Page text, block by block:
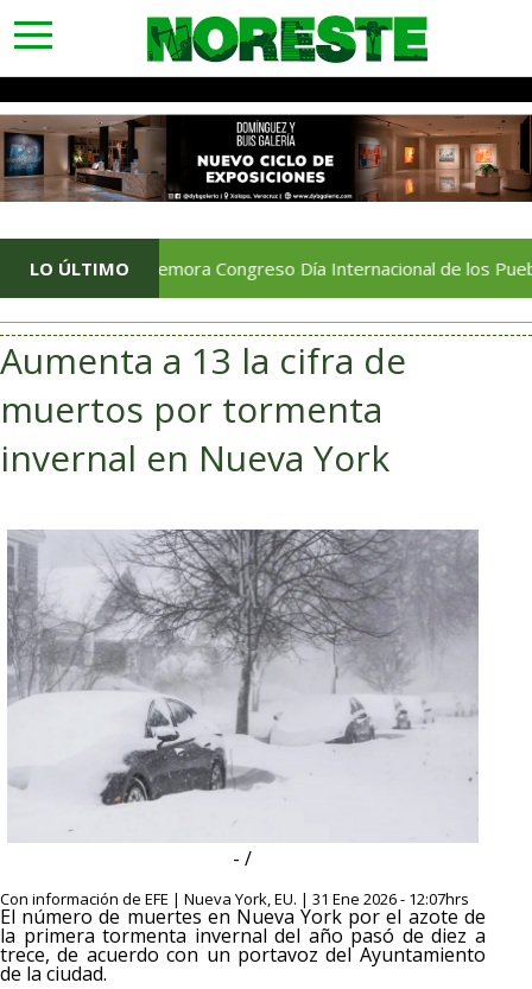
toggle
navigation
LO ÚLTIMO
Conmemora Congreso Día Internacional de los Pueblos
Aumenta a 13 la cifra de
muertos por tormenta
invernal en Nueva York
- /
Con información de EFE | Nueva York, EU. | 31 Ene 2026 - 12:07hrs
El número de muertes en Nueva York por el azote de
la primera tormenta invernal del año pasó de diez a
trece, de acuerdo con un portavoz del Ayuntamiento
de la ciudad.